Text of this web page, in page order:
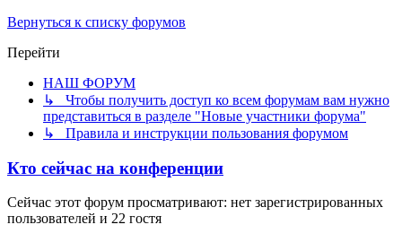
Вернуться к списку форумов
Перейти
НАШ ФОРУМ
↳ Чтобы получить доступ ко всем форумам вам нужно
представиться в разделе "Новые участники форума"
↳ Правила и инструкции пользования форумом
Кто сейчас на конференции
Сейчас этот форум просматривают: нет зарегистрированных
пользователей и 22 гостя